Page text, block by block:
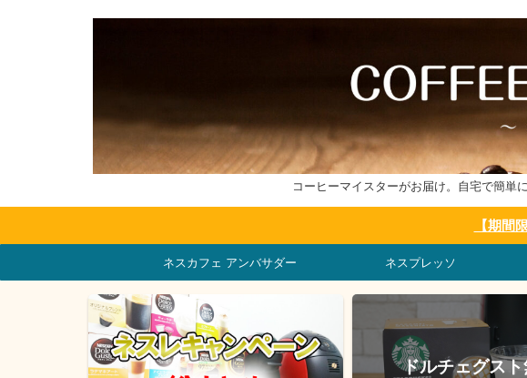
コーヒーマイスターがお届け。自宅で簡単
【期間
ネスカフェ アンバサダー ネスプレッソ
ドルチェグス